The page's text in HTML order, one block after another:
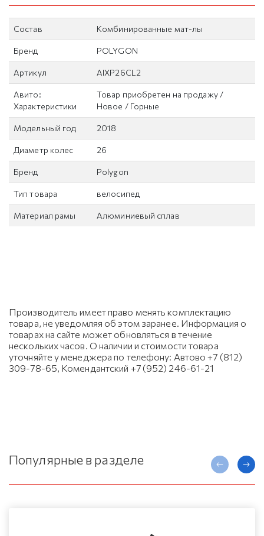
Состав Комбинированные мат-лы
Бренд POLYGON
Артикул AIXP26CL2
Авито:
Характеристики
Товар приобретен на продажу /
Новое / Горные
Модельный год 2018
Диаметр колес 26
Бренд Polygon
Тип товара велосипед
Материал рамы Алюминиевый сплав
Производитель имеет право менять комплектацию
товара, не уведомляя об этом заранее. Информация о
товарах на сайте может обновляться в течение
нескольких часов. О наличии и стоимости товара
уточняйте у менеджера по телефону: Автово +7 (812)
309-78-65, Комендантский +7 (952) 246-61-21
Популярные в разделе